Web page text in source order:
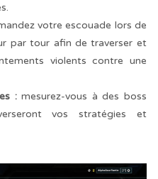
votre escouade lors de
par tour afin de traverser et
violents contre une
:mesurez-vous à des boss
vos stratégies et